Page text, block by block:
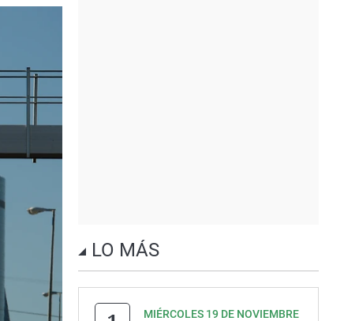
LO MÁS
MIÉRCOLES 19 DE NOVIEMBRE